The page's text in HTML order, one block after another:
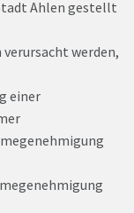
Ahlen gestellt
verursacht werden,
einer